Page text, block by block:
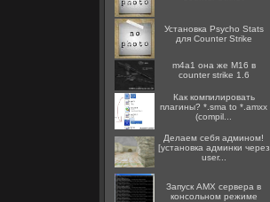
Установка Psycho Stats
для Counter Strike
m4a1 она же M16 в
counter strike 1.6
Как компилировать
плагины? *.sma to *.amxx
(compil...
Делаем себя админом!
[установка админки через
user...
Запуск AMX сервера в
консольном режиме